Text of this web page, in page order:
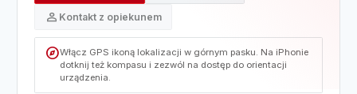
person Kontakt z opiekunem
exploreWłącz GPS ikoną lokalizacji w górnym pasku. Na iPhonie
dotknij też kompasu i zezwól na dostęp do orientacji
urządzenia.